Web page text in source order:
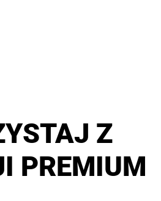
Z
PREMIUM